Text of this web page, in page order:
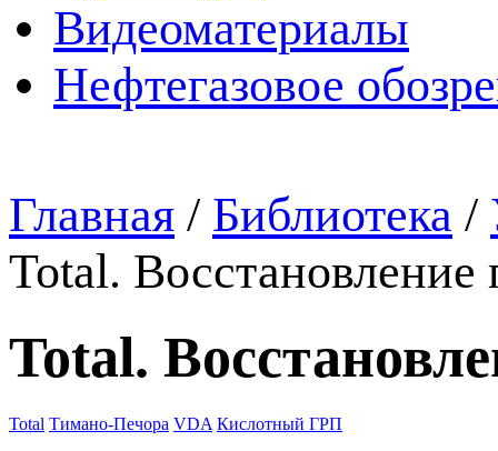
Видеоматериалы
Нефтегазовое
Главная / Библиотека /
Total.
Total.
Total Тимано-Печора VDA Кислотный ГРП